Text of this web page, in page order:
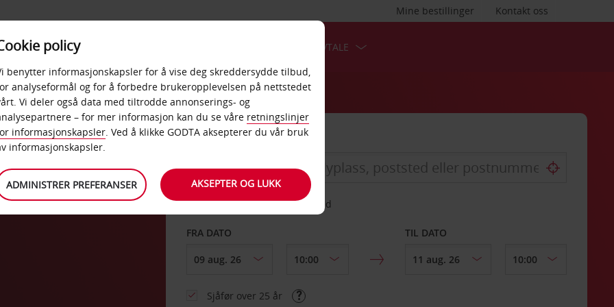
Kontakt oss
Mine bestillinger
PRODUKTER BEDRIFTSAVTALE
HENT FRA
Velg et annet leveringssted
FRA DATO TIL DATO
Sjåfør over 25 år
policy
benytter informasjonskapsler for å vise deg skreddersydde tilbud,
analyseformål og for å forbedre brukeropplevelsen på nettstedet
Vi deler også data med tiltrodde annonserings- og
– for mer informasjon kan du se våre retningslinjer
informasjonskapsler. Ved å klikke GODTA aksepterer du vår bruk
informasjonskapsler.
ADMINISTRER PREFERANSER AKSEPTER OG LUKK